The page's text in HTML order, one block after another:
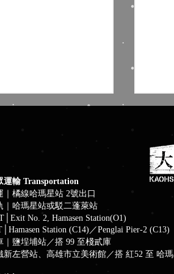
棧貳庫南風 Blues
樂夜
主
運輸 Transportation
｜橘線哈瑪星站 2號出口
｜哈瑪星站或駁二蓬萊站
No. 2, Hamasen Station(O1)
Station (C14)／Penglai Pier-2 (C13)
｜鹽埕埔站／搭 99 至棧貳庫
新左營站、高雄市立美術館／搭 紅52 至 哈